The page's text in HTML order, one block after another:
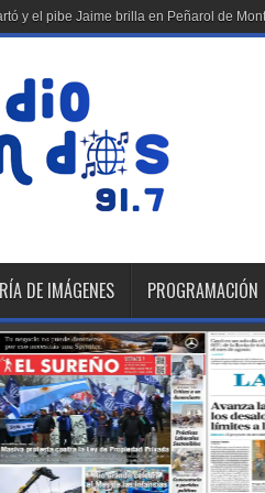
y el pibe Jaime brilla en Peñarol de
DE IMÁGENES PROGRAMACIÓN